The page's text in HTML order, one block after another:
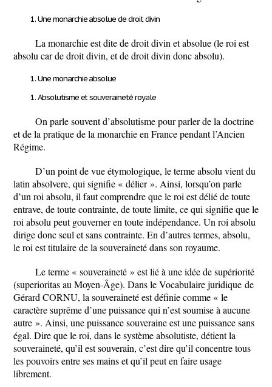
Une monarchie absolue de droit divin
La monarchie est dite de droit divin et absolue (le roi est
absolu car de droit divin, et de droit divin donc absolu).
Une monarchie absolue
Absolutisme et souveraineté royale
On parle souvent d’absolutisme pour parler de la doctrine
et de la pratique de la monarchie en France pendant l’Ancien
Régime.
D’un point de vue étymologique, le terme absolu vient du
latin absolvere, qui signifie « délier ». Ainsi, lorsqu’on parle
d’un roi absolu, il faut comprendre que le roi est délié de toute
entrave, de toute contrainte, de toute limite, ce qui signifie que le
roi absolu peut gouverner en toute indépendance. Un roi absolu
dirige donc seul et sans contrainte. En d’autres termes, absolu,
le roi est titulaire de la souveraineté dans son royaume.
Le terme « souveraineté » est lié à une idée de supériorité
(superioritasau Moyen-Âge). Dans leVocabulaire juridique de
Gérard CORNU, la souveraineté est définie comme « le
caractère suprême d’une puissance qui n’est soumise à aucune
autre ». Ainsi, une puissance souveraine est une puissance sans
égal. Dire que le roi, dans le système absolutiste, détient la
souveraineté, qu’il est souverain, c’est dire qu’il concentre tous
les pouvoirs entre ses mains et qu’il peut en faire usage
librement.